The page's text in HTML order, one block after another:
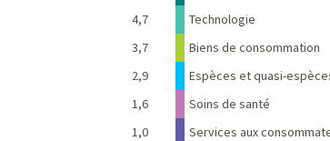
4,7
3,7
2,9
1,6
1,0
Technologie
Biens de consommation
Espèces et quasi-
Soins de santé
Services aux